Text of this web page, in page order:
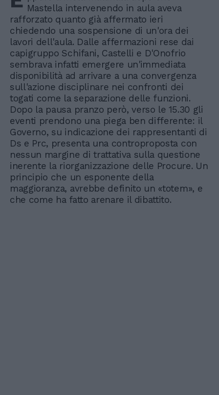
Mastella intervenendo in aula aveva
rafforzato quanto già affermato ieri
chiedendo una sospensione di un'ora dei
lavori dell'aula. Dalle affermazioni rese dai
capigruppo Schifani, Castelli e D'Onofrio
sembrava infatti emergere un'immediata
disponibilità ad arrivare a una convergenza
sull'azione disciplinare nei confronti dei
togati come la separazione delle funzioni.
Dopo la pausa pranzo però, verso le 15.30 gli
eventi prendono una piega ben differente: il
Governo, su indicazione dei rappresentanti di
Ds e Prc, presenta una controproposta con
nessun margine di trattativa sulla questione
inerente la riorganizzazione delle Procure. Un
principio che un esponente della
maggioranza, avrebbe definito un «totem», e
che come ha fatto arenare il dibattito.